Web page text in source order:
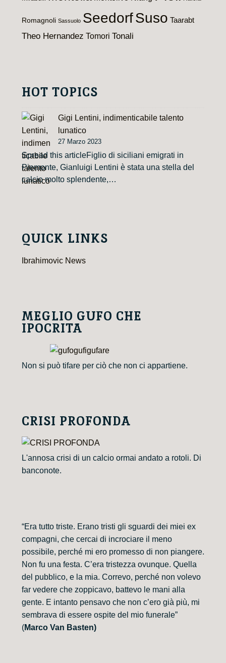
Romagnoli Sassuolo SeedorfSuso Taarabt
Theo Hernandez Tomori Tonali
HOT TOPICS
Gigi Lentini, indimenticabile talento
lunatico
27 Marzo 2023
Spread this articleFiglio di siciliani emigrati in
Piemonte, Gianluigi Lentini è stata una stella del
calcio molto splendente,…
QUICK LINKS
Ibrahimovic News
MEGLIO GUFO CHE
IPOCRITA
Non si può tifare per ciò che non ci appartiene.
CRISI PROFONDA
L'annosa crisi di un calcio ormai andato a rotoli. Di
banconote.
“Era tutto triste. Erano tristi gli sguardi dei miei ex
compagni, che cercai di incrociare il meno
possibile, perché mi ero promesso di non piangere.
Non fu una festa. C’era tristezza ovunque. Quella
del pubblico, e la mia. Correvo, perché non volevo
far vedere che zoppicavo, battevo le mani alla
gente. E intanto pensavo che non c’ero già più, mi
sembrava di essere ospite del mio funerale”
(Marco Van Basten)